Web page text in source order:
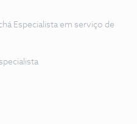
Especialista em serviço de